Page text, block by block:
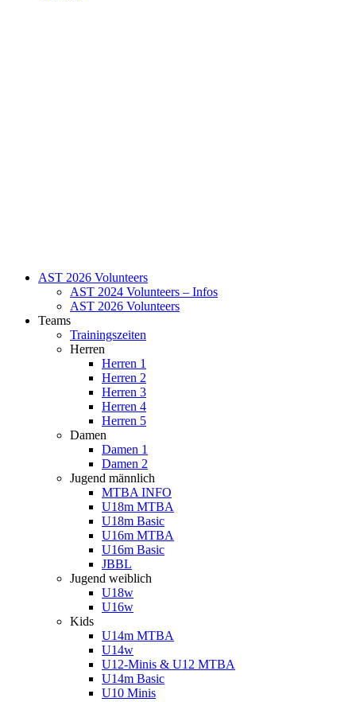
AST 2026 Volunteers
AST 2024 Volunteers – Infos
AST 2026 Volunteers
Teams
Trainingszeiten
Herren
Herren 1
Herren 2
Herren 3
Herren 4
Herren 5
Damen
Damen 1
Damen 2
Jugend männlich
MTBA INFO
U18m MTBA
U18m Basic
U16m MTBA
U16m Basic
JBBL
Jugend weiblich
U18w
U16w
Kids
U14m MTBA
U14w
U12-Minis & U12 MTBA
U14m Basic
U10 Minis